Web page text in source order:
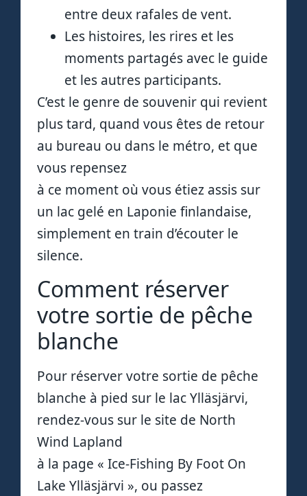
entre deux rafales de vent.
Les histoires, les rires et les
moments partagés avec le guide
et les autres participants.
C’est le genre de souvenir qui revient
plus tard, quand vous êtes de retour
au bureau ou dans le métro, et que
vous repensez
à ce moment où vous étiez assis sur
un lac gelé en Laponie finlandaise,
simplement en train d’écouter le
silence.
Comment réserver
votre sortie de pêche
blanche
Pour réserver votre sortie de pêche
blanche à pied sur le lac Ylläsjärvi,
rendez-vous sur le site de North
Wind Lapland
à la page « Ice-Fishing By Foot On
Lake Ylläsjärvi », ou passez